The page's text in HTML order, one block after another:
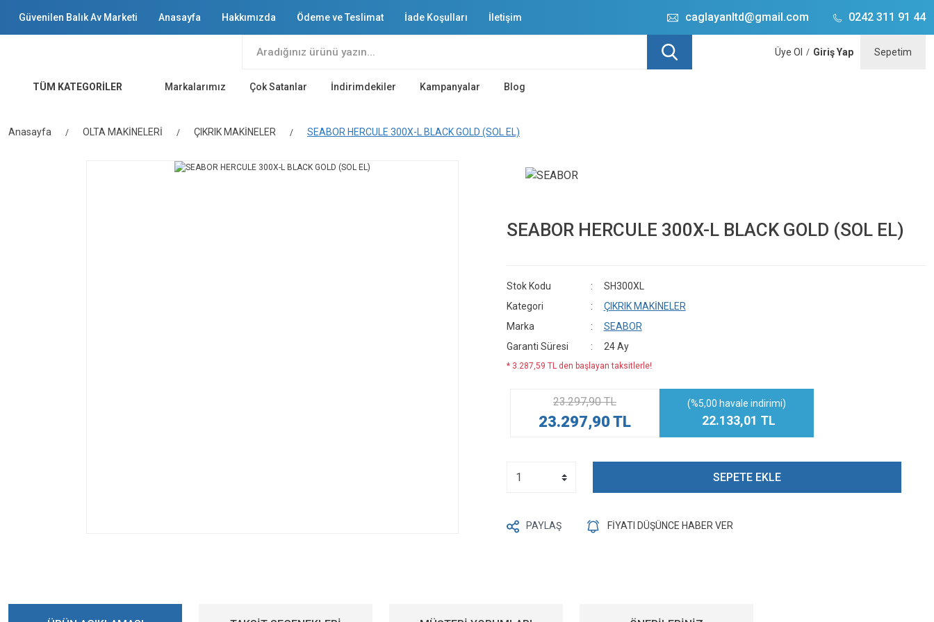
Güvenilen Balık Av Marketi Anasayfa Hakkımızda Ödeme ve Teslimat İade Koşulları İletişim caglayanltd@gmail.com 0242 311 91 44
Üye Ol / Giriş Yap Sepetim
TÜM KATEGORİLER Markalarımız Çok Satanlar İndirimdekiler Kampanyalar Blog
Anasayfa OLTA MAKİNELERİ ÇIKRIK MAKİNELER SEABOR HERCULE 300X-L BLACK GOLD (SOL EL)
SEABOR HERCULE 300X-L BLACK GOLD (SOL EL)
Stok Kodu
SH300XL
Kategori
ÇIKRIK MAKİNELER
Marka
SEABOR
Garanti Süresi
24 Ay
* 3.287,59 TL den başlayan taksitlerle!
23.297,90 TL
23.297,90 TL
(%5,00 havale indirimi)
22.133,01 TL
SEPETE EKLE
PAYLAŞ FİYATI DÜŞÜNCE HABER VER